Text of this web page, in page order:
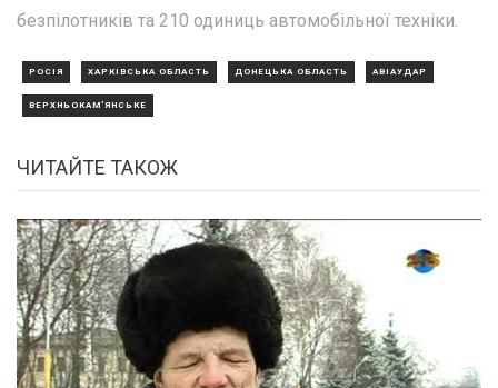
безпілотників та 210 одиниць автомобільної техніки.
РОСІЯ ХАРКІВСЬКА ОБЛАСТЬ ДОНЕЦЬКА ОБЛАСТЬ АВІАУДАР
ВЕРХНЬОКАМ'ЯНСЬКЕ
ЧИТАЙТЕ ТАКОЖ